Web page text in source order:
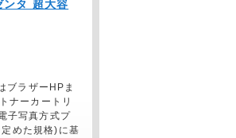
タ 超大容
ラザーHPま
ナーカートリ
子写真方式プ
めた規格)に基